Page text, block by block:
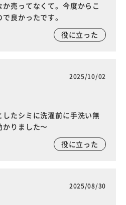
売ってなくて。今度からこ
良かったです。
役に立った
2025/10/02
たシミに洗濯前に手洗い無
かりました〜
役に立った
2025/08/30